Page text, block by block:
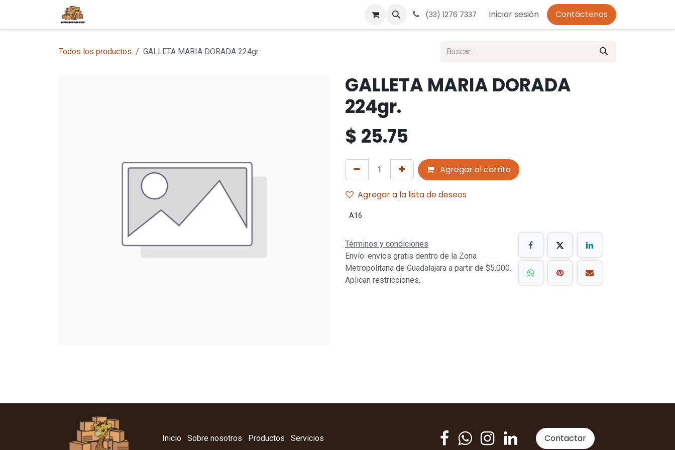
Términos y condiciones Aviso de Privacidad
(33) 1276 7337 Iniciar sesión Contáctenos
Todos los productos GALLETA MARIA DORADA 224gr.
GALLETA MARIA DORADA
224gr.
$ 25.75
Agregar al carrito
Agregar a la lista de deseos
A16
Términos y condiciones
Envío: envíos gratis dentro de la Zona
Metropolitana de Guadalajara a partir de $5,000.
Aplican restricciones.
Inicio Sobre nosotros Productos Servicios Contactar